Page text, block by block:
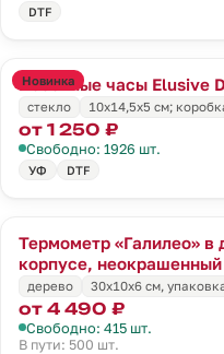
DTF
Новинка
Песочные часы Elusive
стекло
10х14,5х5 см;
от 1 250 ₽
Свободно: 1926 шт.
УФ DTF
Термометр «Галилео» в
корпусе, неокрашенный
дерево 30х10х6 см,
от 4 490 ₽
Свободно: 415 шт.
В пути: 500 шт.